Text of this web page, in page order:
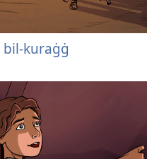
kuraġġ